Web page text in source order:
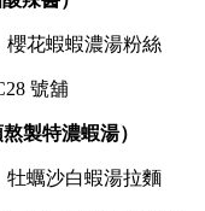
櫻花蝦蝦濃湯粉絲
號舖
製特濃蝦湯）
牡蠣沙白蝦湯拉麵